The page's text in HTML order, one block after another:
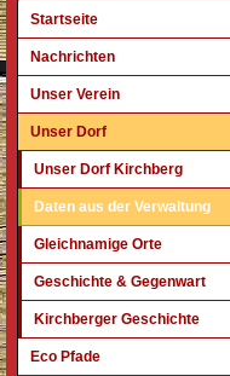
Startseite
Nachrichten
Unser Verein
Unser Dorf
Unser Dorf Kirchberg
Daten aus der Verwaltung
Gleichnamige Orte
Geschichte & Gegenwart
Kirchberger Geschichte
Eco Pfade